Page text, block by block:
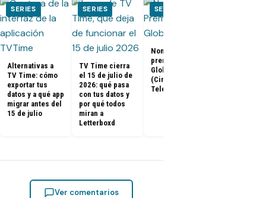
SERIES
Alternativas a
TV Time: cómo
exportar tus
datos y a qué app
migrar antes del
15 de julio
SERIES
TV Time cierra
el 15 de julio de
2026: qué pasa
con tus datos y
por qué todos
miran a
Letterboxd
SERIES
Nominados a los
premios Golden
Globes 2025
(Cine y
Televisión)
Ver comentarios